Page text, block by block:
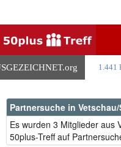
.org 1.441
Partnersuche in
Es wurden 3 Mitglieder aus
50plus-Treff auf